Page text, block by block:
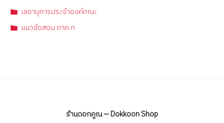
เลขานุการประจำองค์คณะ
แนวข้อสอบ ภาค ก
ร้านดอกคูณ — Dokkoon Shop